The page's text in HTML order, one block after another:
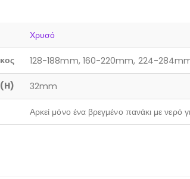
Χρυσό
128-188mm, 160-220mm, 224-
32mm
Αρκεί μόνο ένα βρεγμένο πανάκι με νερό